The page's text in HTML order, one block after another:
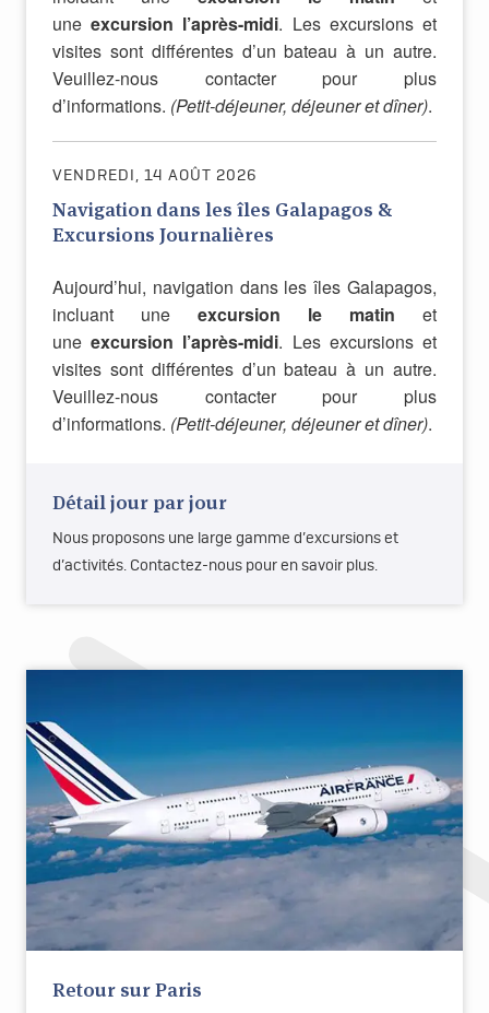
uneexcursion l’après-midi. Les excursions et
visites sont différentes d’un bateau à un autre.
Veuillez-nous contacter pour plus
d’informations. (Petit-déjeuner, déjeuner et dîner).
VENDREDI, 14 AOÛT 2026
Navigation dans les îles Galapagos &
Excursions Journalières
Aujourd’hui, navigation dans les îles Galapagos,
incluant une excursion le matin et
uneexcursion l’après-midi. Les excursions et
visites sont différentes d’un bateau à un autre.
Veuillez-nous contacter pour plus
d’informations. (Petit-déjeuner, déjeuner et dîner).
Détail jour par jour
Nous proposons une large gamme d’excursions et
d’activités. Contactez-nous pour en savoir plus.
Retour sur Paris